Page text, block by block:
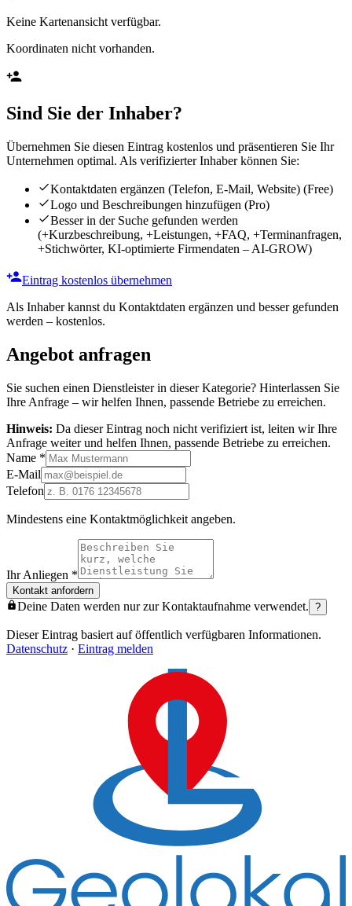
Keine Kartenansicht verfügbar.
Koordinaten nicht vorhanden.
Sind Sie der Inhaber?
Übernehmen Sie diesen Eintrag kostenlos und präsentieren Sie Ihr
Unternehmen optimal. Als verifizierter Inhaber können Sie:
Kontaktdaten ergänzen (Telefon, E-Mail, Website) (Free)
Logo und Beschreibungen hinzufügen (Pro)
Besser in der Suche gefunden werden
(+Kurzbeschreibung, +Leistungen, +FAQ, +Terminanfragen,
+Stichwörter, KI-optimierte Firmendaten – AI-GROW)
Eintrag kostenlos übernehmen
Als Inhaber kannst du Kontaktdaten ergänzen und besser gefunden
werden – kostenlos.
Angebot anfragen
Sie suchen einen Dienstleister in dieser Kategorie? Hinterlassen Sie
Ihre Anfrage – wir helfen Ihnen, passende Betriebe zu erreichen.
Hinweis: Da dieser Eintrag noch nicht verifiziert ist, leiten wir Ihre
Anfrage weiter und helfen Ihnen, passende Betriebe zu erreichen.
Name *
E-Mail
Telefon
Mindestens eine Kontaktmöglichkeit angeben.
Ihr Anliegen *
Kontakt anfordern
Deine Daten werden nur zur Kontaktaufnahme verwendet. ?
Dieser Eintrag basiert auf öffentlich verfügbaren Informationen.
Datenschutz · Eintrag melden